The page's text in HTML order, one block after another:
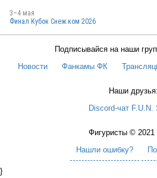
3–4 мая
Финал Кубок Снеж.ком 2026
Подписывайся на наши
Новости
Фанкамы ФК
Наши друзья:
Discord-чат F.U.N.
Фигуристы © 2021
Нашли ошибку?
}